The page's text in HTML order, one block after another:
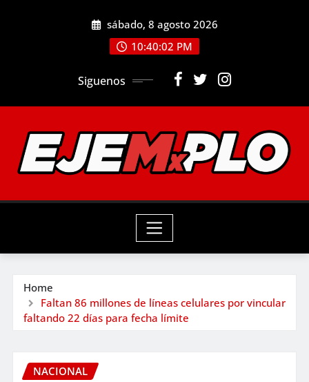
sábado, 8 agosto 2026
10:40:03 PM
Siguenos
Home
Faltan 86 millones de líneas celulares por vincular
faltando 22 días para fecha límite
NACIONAL